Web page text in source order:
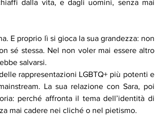
dalla vita, e dagli uomini, senza mai
E proprio lì si gioca la sua grandezza: non
sé stessa. Nel non voler mai essere altro
salvarsi.
rappresentazioni LGBTQ+ più potenti e
La sua relazione con Sara, poi
perché affronta il tema dell’identità di
mai cadere nei cliché o nel pietismo.